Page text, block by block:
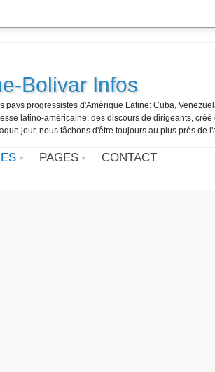
Bolivar Infos
pays progressistes d'Amérique Latine: Cuba,
latino-américaine, des discours de dirigeants,
jour, nous tâchons d'être toujours au plus près de
PAGES CONTACT